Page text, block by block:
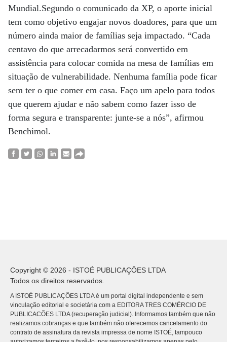
Mundial.Segundo o comunicado da XP, o aporte inicial
tem como objetivo engajar novos doadores, para que um
número ainda maior de famílias seja impactado. “Cada
centavo do que arrecadarmos será convertido em
assistência para colocar comida na mesa de famílias em
situação de vulnerabilidade. Nenhuma família pode ficar
sem ter o que comer em casa. Faço um apelo para todos
que querem ajudar e não sabem como fazer isso de
forma segura e transparente: junte-se a nós”, afirmou
Benchimol.
Copyright © 2026 - ISTOÉ PUBLICAÇÕES LTDA
Todos os direitos reservados.
A ISTOÉ PUBLICAÇÕES LTDA é um portal digital independente e sem
vinculação editorial e societária com a EDITORA TRES COMÉRCIO DE
PUBLICACÕES LTDA (recuperação judicial). Informamos também que não
realizamos cobranças e que também não oferecemos cancelamento do
contrato de assinatura da revista impressa de nome ISTOÉ, tampouco